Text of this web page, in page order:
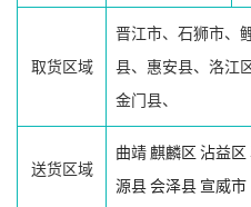
取货区域
晋江市、石狮市、
县、惠安县、洛江
金门县、
送货区域
曲靖 麒麟区 沾益区
源县会泽县 宣威市